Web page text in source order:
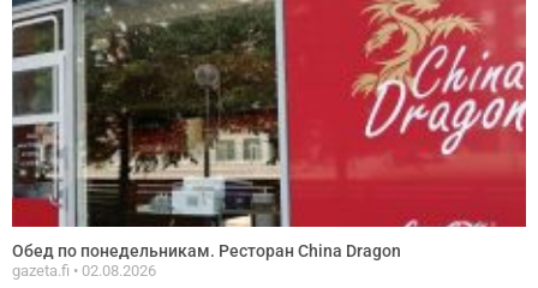
Обед по понедельникам. Ресторан China Dragon
gazeta.fi 02.08.2026